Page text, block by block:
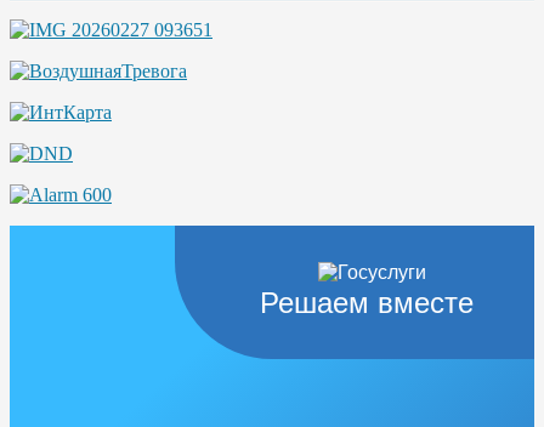
Решаем вместе